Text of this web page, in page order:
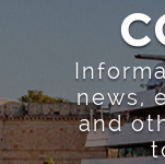
news,
and